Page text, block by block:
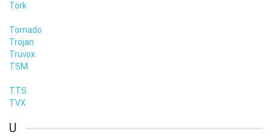
Tork
Tornado
Trojan
Truvox
TSM
TTS
TVX
U